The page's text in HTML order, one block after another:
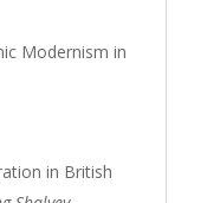
Modernism in
in British